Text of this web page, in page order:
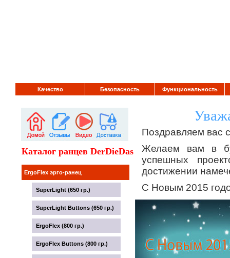
Качество Безопасность Функциональность
Каталог ранцев DerDieDas
ErgoFlex эрго-ранец
SuperLight (650 гр.)
SuperLight Buttons (650 гр.)
ErgoFlex (800 гр.)
ErgoFlex Buttons (800 гр.)
Поздравляем вас
Желаем вам в
успешных
достижении
С Новым 2015